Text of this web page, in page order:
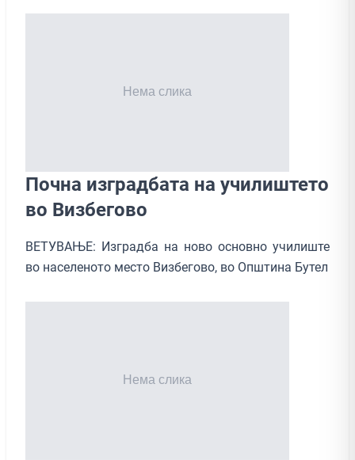
Почна изградбата на училиштето
во Визбегово
ВЕТУВАЊЕ: Изградба на ново основно училиште
во населеното место Визбегово, во Општина Бутел